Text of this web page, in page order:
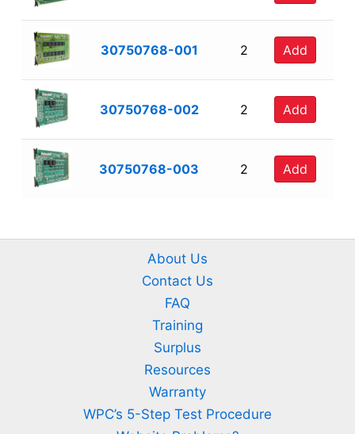
30750768-001 2 Add
30750768-002 2 Add
30750768-003 2 Add
About Us
Contact Us
FAQ
Training
Surplus
Resources
Warranty
WPC’s 5-Step Test Procedure